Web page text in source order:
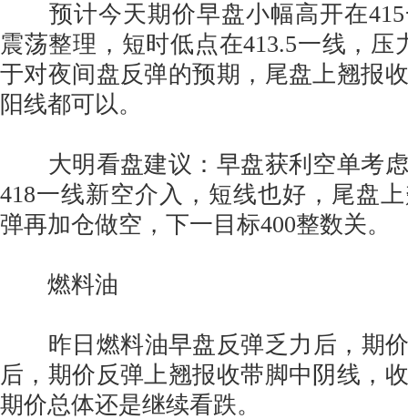
预计今天期价早盘小幅高开在415
震荡整理，短时低点在413.5一线，压
于对夜间盘反弹的预期，尾盘上翘报
阳线都可以。
大明看盘建议：早盘获利空单考虑
418一线新空介入，短线也好，尾盘
弹再加仓做空，下一目标400整数关。
燃料油
昨日燃料油早盘反弹乏力后，期价
后，期价反弹上翘报收带脚中阴线，
期价总体还是继续看跌。